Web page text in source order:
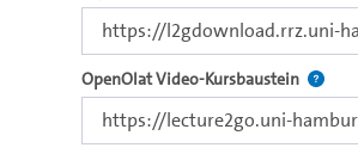
OpenOlat Video-Kursbaustein